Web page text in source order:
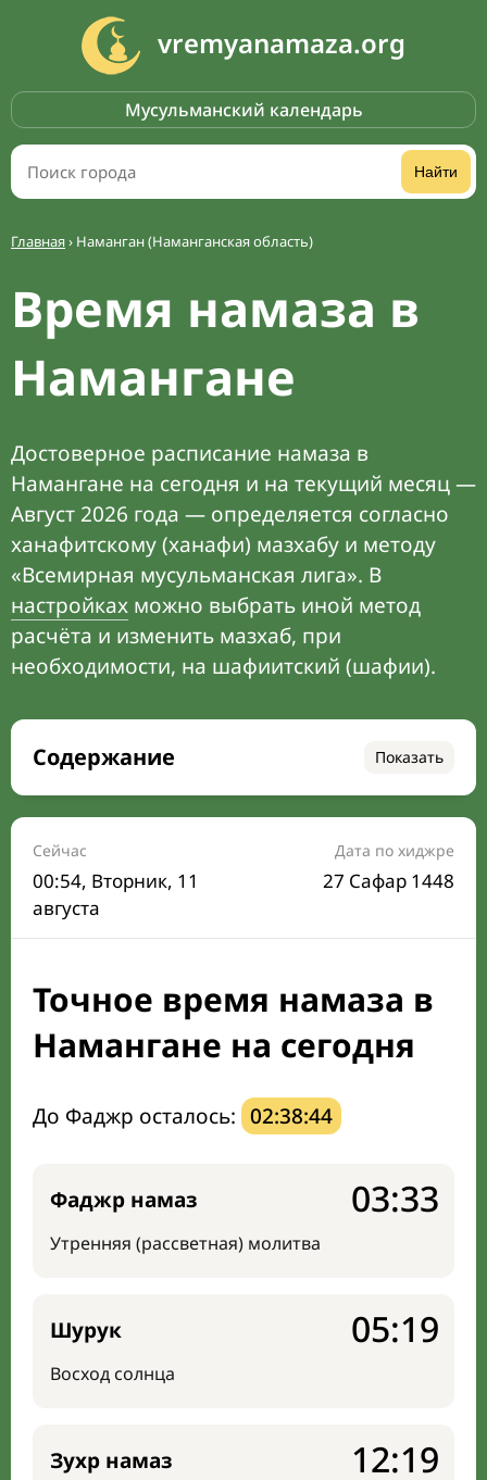
vremyanamaza.org
Мусульманский календарь
Найти
Главная› Наманган (Наманганская область)
Время намаза в
Намангане
Достоверное расписание намаза в
Намангане на сегодня и на текущий месяц —
Август 2026 года — определяется согласно
ханафитскому (ханафи) мазхабу и методу
«Всемирная мусульманская лига». В
настройках можно выбрать иной метод
расчёта и изменить мазхаб, при
необходимости, на шафиитский (шафии).
Содержание Показать
Время намаза на сегодня
Расписание на месяц
Время Сухура и Ифтара на сегодня
Календарь рамадана
Направление киблы
Сейчас
00:54, Вторник, 11
августа
Дата по хиджре
27 Сафар 1448
Точное время намаза в
Намангане на сегодня
До Фаджр осталось: 02:38:43
Фаджр намаз
Утренняя (рассветная) молитва
03:33
Шурук
Восход солнца
05:19
Зухр намаз 12:19